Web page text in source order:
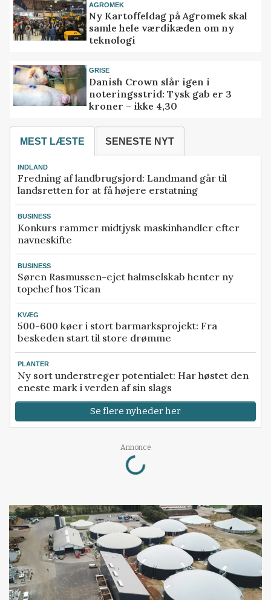
AGROMEK
Ny Kartoffeldag på Agromek skal
samle hele værdikæden om ny
teknologi
GRISE
Danish Crown slår igen i
noteringsstrid: Tysk gab er 3
kroner – ikke 4,30
MEST LÆSTE SENESTE NYT
INDLAND
Fredning af landbrugsjord: Landmand går til
landsretten for at få højere erstatning
BUSINESS
Konkurs rammer midtjysk maskinhandler efter
navneskifte
BUSINESS
Søren Rasmussen-ejet halmselskab henter ny
topchef hos Tican
KVÆG
500-600 køer i stort barmarksprojekt: Fra
beskeden start til store drømme
PLANTER
Ny sort understreger potentialet: Har høstet den
eneste mark i verden af sin slags
Se flere nyheder her
Annonce
Loading...